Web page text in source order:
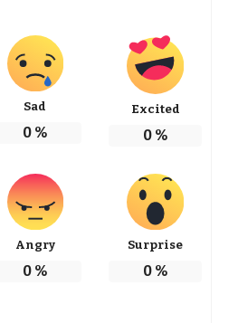
Sad
0 %
Excited
0 %
Angry
0 %
Surprise
0 %